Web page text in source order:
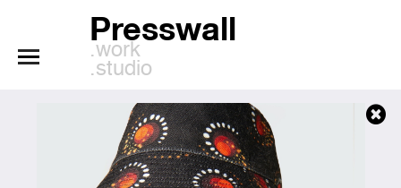
Presswall
.work
.studio